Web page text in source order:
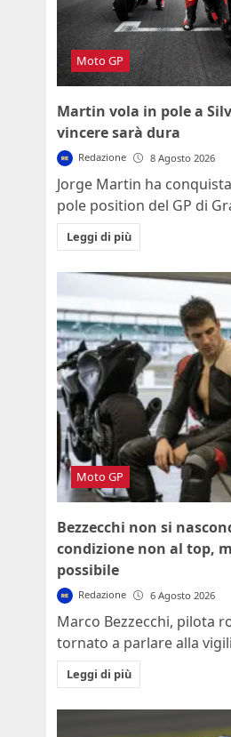
Moto GP
Martin vola in pole a
vincere sarà dura
Redazione 8 Agosto 2026
Jorge Martin ha
pole position del GP di
Leggi di più
Moto GP
Bezzecchi non si
condizione non al top,
possibile
Redazione 6 Agosto 2026
Marco Bezzecchi, pilota
tornato a parlare alla
Leggi di più